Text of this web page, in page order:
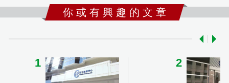
你 或 有 興 趣 的 文 章